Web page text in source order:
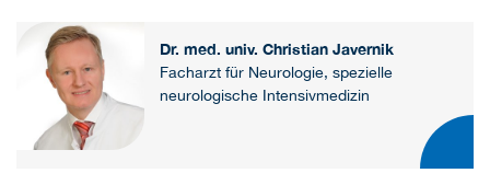
Dr. med. univ. Christian Javernik
Facharzt für Neurologie, spezielle
neurologische Intensivmedizin